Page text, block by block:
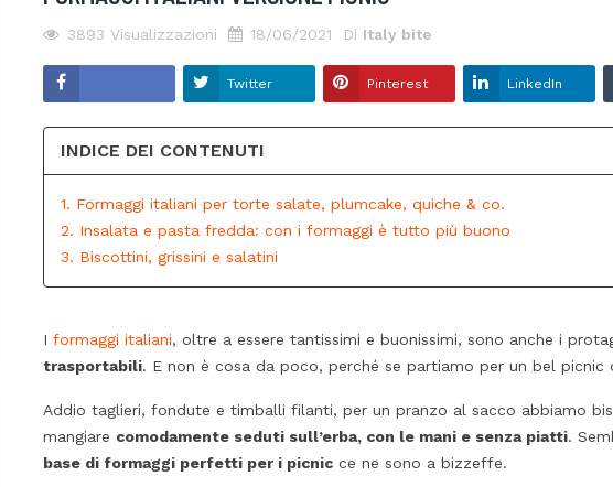
Hai mai pensato a quanto lavoro c’è
contano il territorio, le tecniche di
lavorazione, il metodo di
confezionamento? Pensare che tutto
questo non influenzi il gusto è un
Leggi di più
Dalle tonnare di Marzamemi…la
ambientale: la pesca è esclusivamente
ad amo nel Mediterraneo, la
lavorazione integralmente a mano,
Leggi di più
3893 Visualizzazioni 18/06/2021 Di Italy bite
Twitter Pinterest LinkedIn
INDICE DEI CONTENUTI
1. Formaggi italiani per torte salate, plumcake, quiche & co.
2. Insalata e pasta fredda: con i formaggi è tutto più buono
3. Biscottini, grissini e salatini
I formaggi italiani, oltre a essere tantissimi e buonissimi, sono anche i
trasportabili. E non è cosa da poco, perché se partiamo per un bel picnic
Addio taglieri, fondute e timballi filanti, per un pranzo al sacco abbiamo
mangiare comodamente seduti sull’erba, con le mani e senza piatti.
base di formaggi perfetti per i picnicce ne sono a bizzeffe.